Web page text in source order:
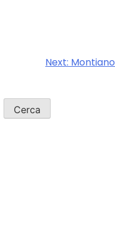
Next: Montiano
Cerca